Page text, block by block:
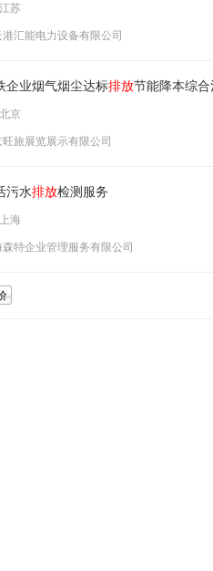
江苏
港汇能电力设备有限公司
企业烟气烟尘达标排放节能降本综
北京
旺旅展览展示有限公司
污水排放检测服务
上海
森特企业管理服务有限公司